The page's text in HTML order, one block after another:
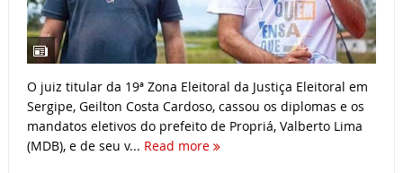
O juiz titular da 19ª Zona Eleitoral da Justiça Eleitoral em
Sergipe, Geilton Costa Cardoso, cassou os diplomas e os
mandatos eletivos do prefeito de Propriá, Valberto Lima
(MDB), e de seu v... Read more